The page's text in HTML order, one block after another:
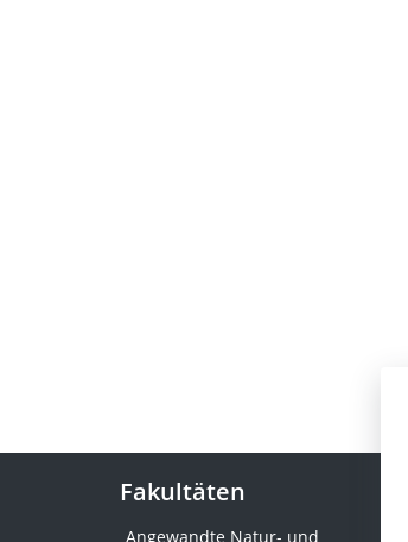
Fakultäten
Angewandte Natur- und